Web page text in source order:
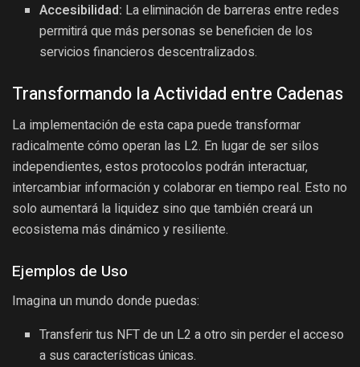
Accesibilidad: La eliminación de barreras entre redes
permitirá que más personas se beneficien de los
servicios financieros descentralizados.
Transformando la Actividad entre Cadenas
La implementación de esta capa puede transformar
radicalmente cómo operan las L2. En lugar de ser silos
independientes, estos protocolos podrán interactuar,
intercambiar información y colaborar en tiempo real. Esto no
solo aumentará la liquidez sino que también creará un
ecosistema más dinámico y resiliente.
Ejemplos de Uso
Imagina un mundo donde puedas:
Transferir tus NFT de un L2 a otro sin perder el acceso
a sus características únicas.